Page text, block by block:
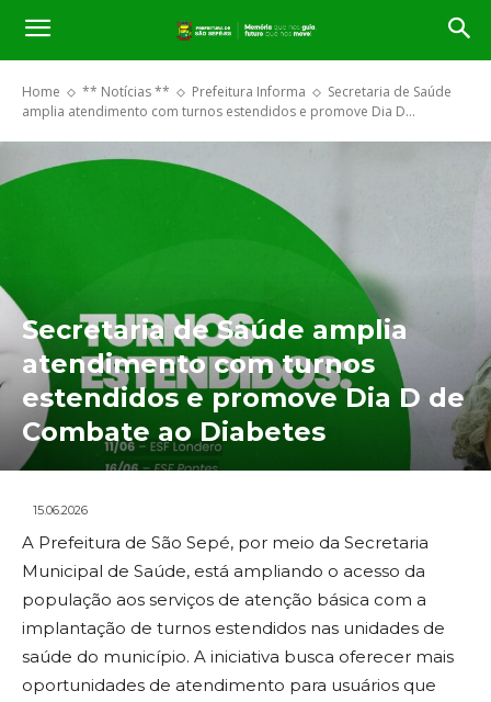
Home ** Notícias ** Prefeitura Informa
Secretaria de Saúde
amplia atendimento com turnos estendidos e promove Dia D...
Secretaria de Saúde amplia
atendimento com turnos
estendidos e promove Dia D de
Combate ao Diabetes
15.06.2026
A Prefeitura de São Sepé, por meio da Secretaria
Municipal de Saúde, está ampliando o acesso da
população aos serviços de atenção básica com a
implantação de turnos estendidos nas unidades de
saúde do município. A iniciativa busca oferecer mais
oportunidades de atendimento para usuários que